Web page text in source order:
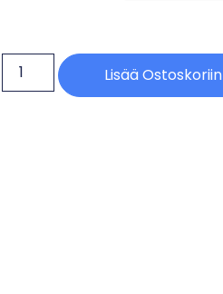
Lisää Ostoskoriin